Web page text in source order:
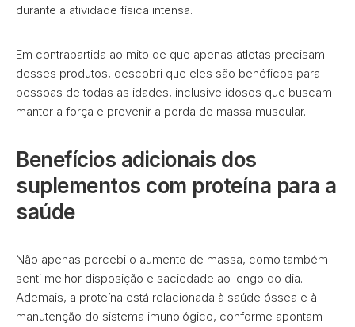
durante a atividade física intensa.
Em contrapartida ao mito de que apenas atletas precisam
desses produtos, descobri que eles são benéficos para
pessoas de todas as idades, inclusive idosos que buscam
manter a força e prevenir a perda de massa muscular.
Benefícios adicionais dos
suplementos com proteína para a
saúde
Não apenas percebi o aumento de massa, como também
senti melhor disposição e saciedade ao longo do dia.
Ademais, a proteína está relacionada à saúde óssea e à
manutenção do sistema imunológico, conforme apontam